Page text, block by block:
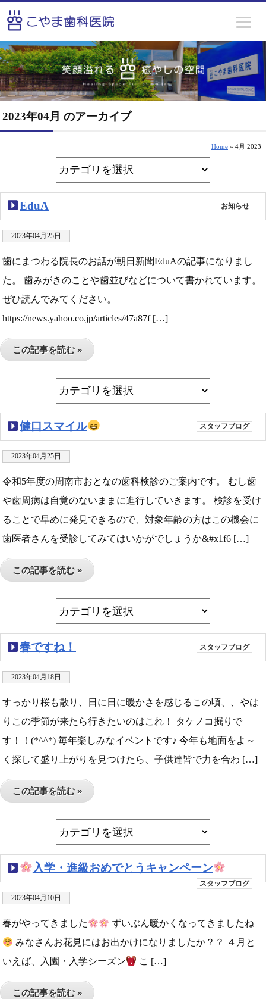
2023年04月 のアーカイブ
Home » 4月 2023
EduA お知らせ
2023年04月25日
歯にまつわる院長のお話が朝日新聞EduAの記事になりまし
た。 歯みがきのことや歯並びなどについて書かれています。
ぜひ読んでみてください。
https://news.yahoo.co.jp/articles/47a87f […]
この記事を読む »
健口スマイル スタッフブログ
2023年04月25日
令和5年度の周南市おとなの歯科検診のご案内です。 むし歯
や歯周病は自覚のないままに進行していきます。 検診を受け
ることで早めに発見できるので、対象年齢の方はこの機会に
歯医者さんを受診してみてはいかがでしょうか&#x1f6 […]
この記事を読む »
春ですね！ スタッフブログ
2023年04月18日
すっかり桜も散り、日に日に暖かさを感じるこの頃、、やは
りこの季節が来たら行きたいのはこれ！ タケノコ掘りで
す！！(*^^*) 毎年楽しみなイベントです♪ 今年も地面をよ～
く探して盛り上がりを見つけたら、子供達皆で力を合わ […]
この記事を読む »
入学・進級おめでとうキャンペーン
スタッフブログ
2023年04月10日
春がやってきました
ずいぶん暖かくなってきましたね
みなさんお花見にはお出かけになりましたか？？ ４月と
いえば、入園・入学シーズン
こ […]
この記事を読む »